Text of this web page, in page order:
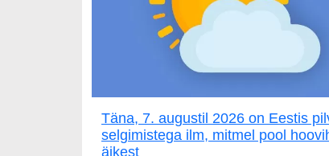
Täna, 7. augustil 2026 on Eestis
selgimistega ilm, mitmel pool
äikest